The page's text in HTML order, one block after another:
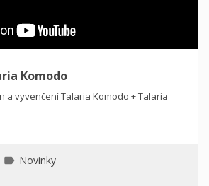
Komodo
a vyvenčení Talaria Komodo + Talaria
label Novinky